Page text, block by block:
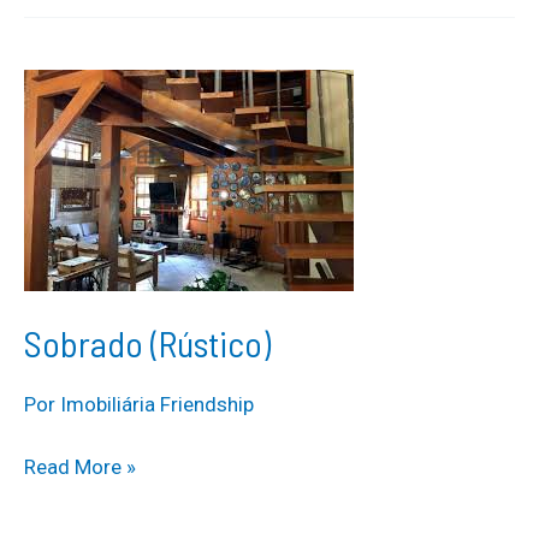
Sobrado (Rústico)
Por Imobiliária Friendship
Sobrado
Read More »